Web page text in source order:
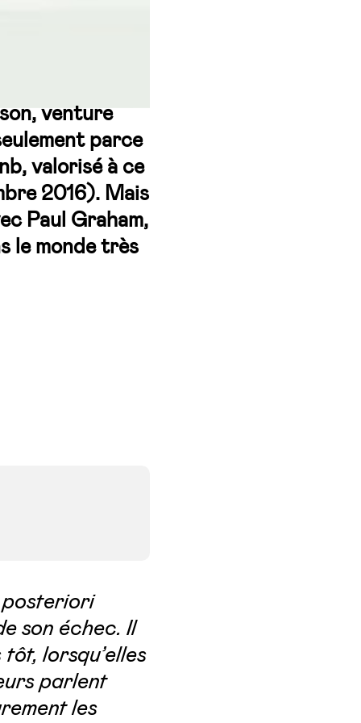
venture
parce
valorisé à ce
2016). Mais
Paul Graham,
le monde très
posteriori
son échec. Il
lorsqu’elles
parlent
les